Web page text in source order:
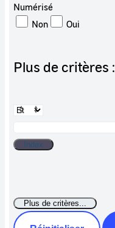
Numérisé
Non
Oui
Plus de critères :